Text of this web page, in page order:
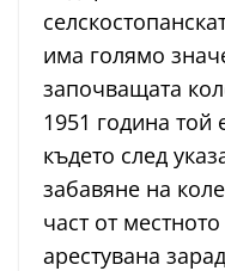
има голямо
започващата
1951 година той
където след
забавяне на
част от
арестувана